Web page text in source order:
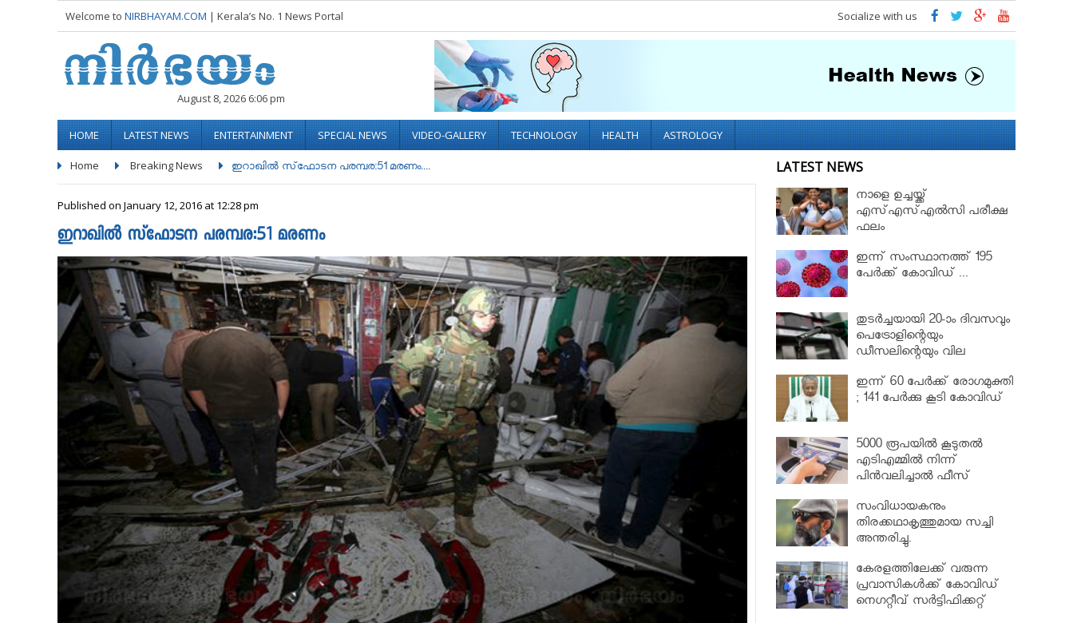
Welcome to NIRBHAYAM.COM | Kerala’s No. 1 News Portal Socialize with us
August 8, 2026 6:06 pm
HOME LATEST NEWS ENTERTAINMENT SPECIAL NEWS VIDEO-GALLERY TECHNOLOGY HEALTH ASTROLOGY
Home Breaking News ഇറാഖില്‍ സ്‌ഫോടന പരമ്പര:51 മരണം....
Published on January 12, 2016 at 12:28 pm
ഇറാഖില്‍ സ്‌ഫോടന പരമ്പര:51 മരണം
LATEST NEWS
നാളെ ഉച്ചയ്ക്ക്
എസ്എസ്എല്‍സി പരീക്ഷ
ഫലം
ഇന്ന് സംസ്ഥാനത്ത് 195
പേര്‍ക്ക് കോവിഡ് ...
തുടർച്ചയായി 20-ാം ദിവസവും
പെട്രോളിന്റെയും
ഡീസലിന്റെയും വില
ഇന്ന് 60 പേർക്ക് രോഗമുക്തി
; 141 പേര്‍ക്കു കൂടി കോവിഡ്
5000 രൂപയിൽ കൂടുതൽ
എടിഎമ്മിൽ നിന്ന്
പിൻവലിച്ചാൽ ഫീസ്
സംവിധായകനും
തിരക്കഥാകൃത്തുമായ സച്ചി
അന്തരിച്ചു.
കേരളത്തിലേക്ക് വരുന്ന
പ്രവാസികള്‍ക്ക് കോവിഡ്
നെഗറ്റീവ് സര്‍ട്ടിഫിക്കറ്റ്